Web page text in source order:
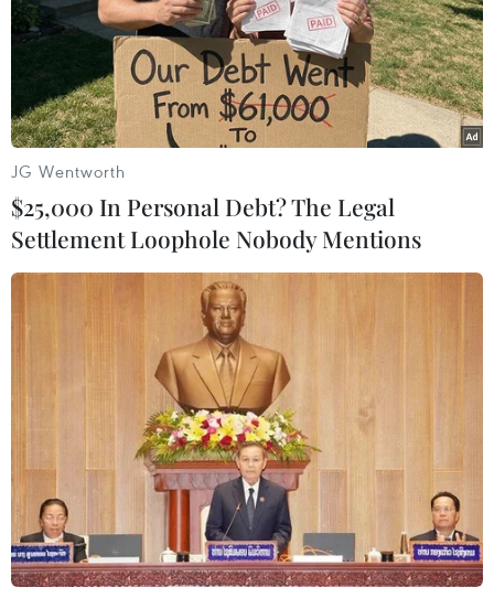
T-Mobile-Sprint hy vọng thỏa thuận sáp
nhập 26 tỷ USD được thông qua
T-Mobile US Inc và Sprint Corp tin rằng việc đề nghị
ngừng sử dụng thiết bị của Huawei sẽ thúc đẩy giới
chức Mỹ sớm "bật đèn xanh" cho thỏa thuận sáp nhập
trị giá 26 tỷ USD của họ.
JG Wentworth
$25,000 In Personal Debt? The Legal
Settlement Loophole Nobody Mentions